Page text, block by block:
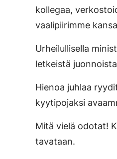
kollegaa,
vaalipiirimme
Urheilullisella
letkeistä
Hienoa juhlaa
kyytipojaksi
Mitä vielä odotat!
tavataan.